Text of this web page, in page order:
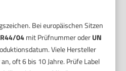
Bei europäischen Sitzen
R44/04mit Prüfnummer oderUN
Viele Hersteller
oft 6 bis 10 Jahre. Prüfe Label